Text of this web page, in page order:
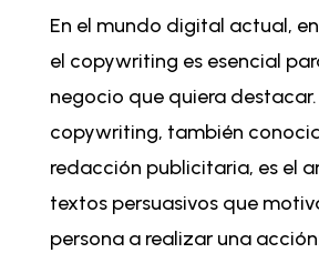
En el mundo digital actual,
el copywriting es esencial
negocio que quiera destacar.
copywriting, también
redacción publicitaria, es el
textos persuasivos que
persona a realizar una